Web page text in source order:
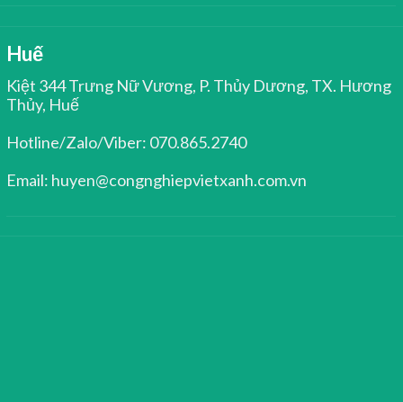
Huế
Kiệt 344 Trưng Nữ Vương, P. Thủy Dương, TX. Hương
Thủy, Huế
Hotline/Zalo/Viber: 070.865.2740
Email: huyen@congnghiepvietxanh.com.vn